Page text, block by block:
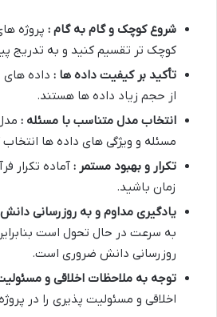
شروع کوچک و گام به گام : پروژه
کوچک تر تقسیم کنید و به تدریج
تأکید بر کیفیت داده ها : داده های
از حجم زیاد داده ها هستند.
انتخاب مدل متناسب با مسئله :
مسئله و ویژگی های داده ها انتخاب
تکرار و بهبود مستمر : آماده تکرار
زمان باشید.
یادگیری مداوم و به روزرسانی
به سرعت در حال تحول است
روزرسانی دانش ضروری است.
توجه به ملاحظات اخلاقی و
اخلاقی و مسئولیت پذیری را در